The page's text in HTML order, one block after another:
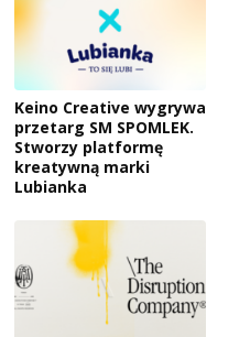
Keino Creative wygrywa
przetarg SM SPOMLEK.
Stworzy platformę
kreatywną marki
Lubianka